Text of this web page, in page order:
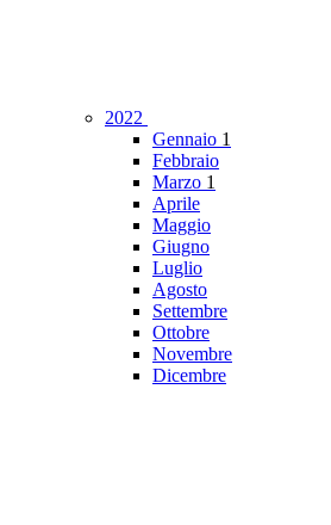
2022
Gennaio 1
Febbraio
Marzo 1
Aprile
Maggio
Giugno
Luglio
Agosto
Settembre
Ottobre
Novembre
Dicembre